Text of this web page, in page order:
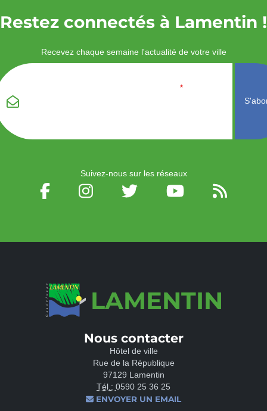
LAMENTIN
Nous contacter
Hôtel de ville
Rue de la République
97129 Lamentin
Tél.: 0590 25 36 25
ENVOYER UN EMAIL
Restez connectés à Lamentin !
Recevez chaque semaine l'actualité de votre ville
*
Suivez-nous sur les réseaux